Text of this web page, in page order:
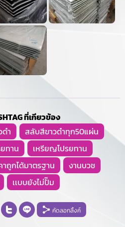
ที่เกียวข้อง
ำ
สลับสีขาวดำทุก50แผ่น
ทาน
เหรียญโปรยทาน
ถูกได้มาตรฐาน
งานบวช
เเบบยังไม่ปั๊ม
คัดลอกลิ้งค์